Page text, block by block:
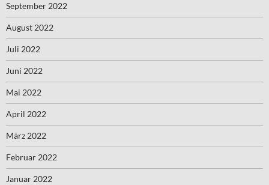
September 2022
August 2022
Juli 2022
Juni 2022
Mai 2022
April 2022
März 2022
Februar 2022
Januar 2022